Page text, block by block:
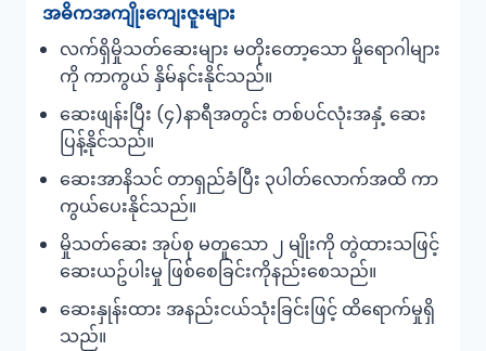
အဓိကအကျိုးကျေးဇူးများ
လက်ရှိမှိုသတ်ဆေးများ မတိုးတော့သော မှိုရောဂါများ
ကို ကာကွယ် နှိမ်နင်းနိုင်သည်။
ဆေးဖျန်းပြီး (၄)နာရီအတွင်း တစ်ပင်လုံးအနှံ့ ဆေး
ပြန့်နိုင်သည်။
ဆေးအာနိသင် တာရှည်ခံပြီး ၃ပါတ်လောက်အထိ ကာ
ကွယ်ပေးနိုင်သည်။
မှိုသတ်ဆေး အုပ်စု မတူသော ၂ မျိုးကို တွဲထားသဖြင့်
ဆေးယဥ်ပါးမှု ဖြစ်စေခြင်းကိုနည်းစေသည်။
ဆေးနှုန်းထား အနည်းငယ်သုံးခြင်းဖြင့် ထိရောက်မှုရှိ
သည်။